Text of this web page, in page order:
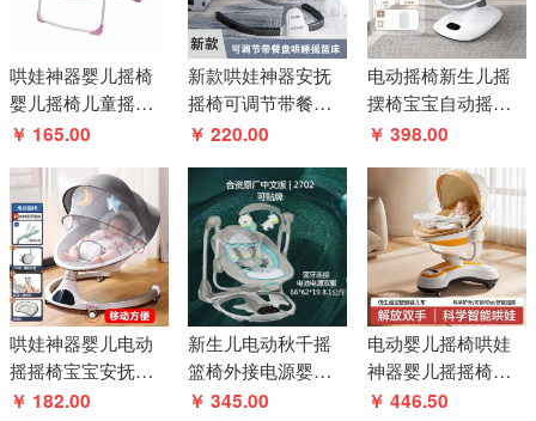
哄娃神器婴儿摇椅
婴儿摇椅儿童摇椅
安抚神器工厂直供
￥ 165.00
新款哄娃神器安抚
摇椅可调节带餐盘
宝宝哄睡摇篮床可
￥ 220.00
电动摇椅新生儿摇
摆椅宝宝自动摇床
坐垫可调节角度电
￥ 398.00
哄娃神器婴儿电动
摇摇椅宝宝安抚用
品儿童躺椅哄睡觉
￥ 182.00
新生儿电动秋千摇
篮椅外接电源婴儿
电动摇椅初生儿音
￥ 345.00
电动婴儿摇椅哄娃
神器婴儿摇摇椅多
种功能宝宝哄睡可
￥ 446.50